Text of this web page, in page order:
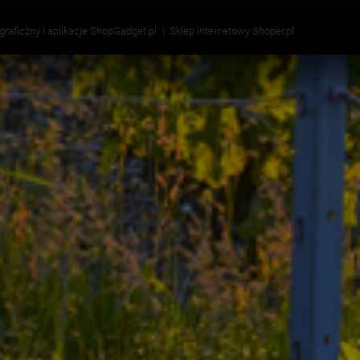
i aplikacje ShopGadget.pl Sklep internetowy Shoper.pl